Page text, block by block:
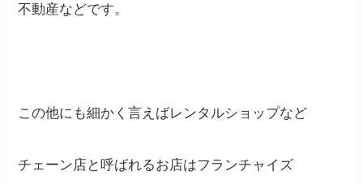
不動産などです。
この他にも細かく言えばレンタルショップなど
チェーン店と呼ばれるお店はフランチャイズ